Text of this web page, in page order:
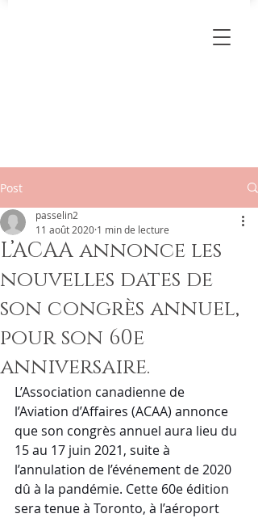
Post
L’ACAA annonce les
nouvelles dates de
son congrès annuel,
pour son 60e
anniversaire.
passelin2
11 août 2020 1 min de lecture
L’Association canadienne de
l’Aviation d’Affaires (ACAA) annonce
que son congrès annuel aura lieu du
15 au 17 juin 2021, suite à
l’annulation de l’événement de 2020
dû à la pandémie. Cette 60e édition
sera tenue à Toronto, à l’aéroport